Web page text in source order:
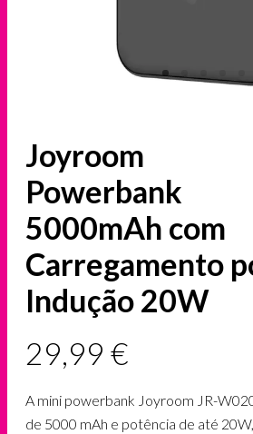
Joyroom
Powerbank
5000mAh com
Carregamento
Indução 20W
29,99€
A mini powerbank Joyroom JR-
de 5000 mAh e potência de até